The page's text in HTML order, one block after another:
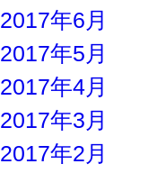
2017年6月
2017年5月
2017年4月
2017年3月
2017年2月